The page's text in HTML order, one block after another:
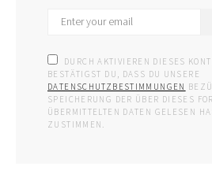
DURCH AKTIVIEREN DIESES
BESTÄTIGST DU, DASS DU UNSERE
DATENSCHUTZBESTIMMUNGEN
SPEICHERUNG DER ÜBER DIESES
ÜBERMITTELTEN DATEN GELESEN
ZUSTIMMEN.